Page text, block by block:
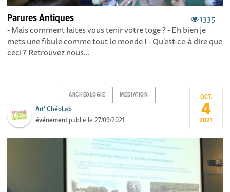
1335
Parures Antiques
- Mais comment faites vous tenir votre toge ? - Eh bien je
mets une fibule comme tout le monde ! - Qu'est-ce-à dire que
ceci ? Retrouvez nous...
ARCHEOLOGIE MEDIATION
Art' ChéoLab
événement publié le27/09/2021
OCT.
4
2021